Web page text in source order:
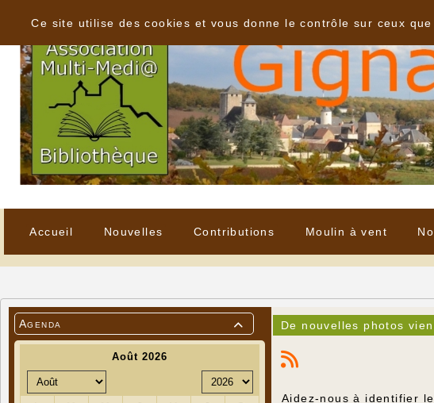
Accueil Nouvelles Contributions Moulin à vent

Agenda De nouvelles photos
Aidez-nous à identifier
Ce site utilise des cookies et vous donne le contrôle sur ceux